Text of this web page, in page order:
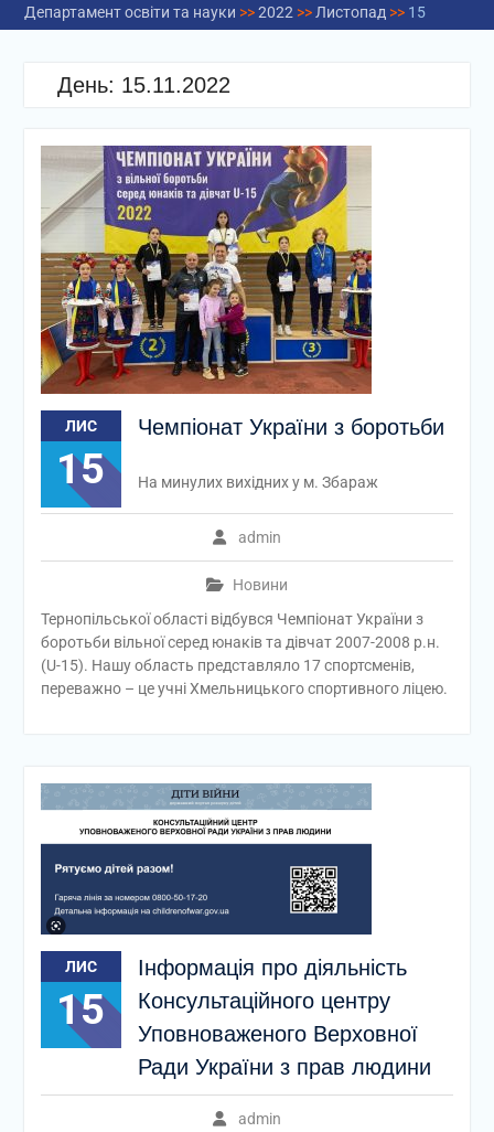
Департамент освіти та науки >>2022 >> Листопад >> 15
День: 15.11.2022
ЛИС
15
Чемпіонат України з боротьби
admin
Новини
На минулих вихідних у м. Збараж
Тернопільської області відбувся Чемпіонат України з
боротьби вільної серед юнаків та дівчат 2007-2008 р.н.
(U-15). Нашу область представляло 17 спортсменів,
переважно – це учні Хмельницького спортивного ліцею.
ЛИС
15
Інформація про діяльність
Консультаційного центру
Уповноваженого Верховної
Ради України з прав людини
admin